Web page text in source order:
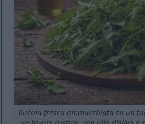
Rucola fresca ammucchiata su un